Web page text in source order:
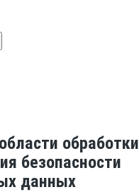
обработки
безопасности
данных